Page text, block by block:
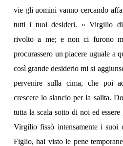
vie gli uomini vanno cercando
tutti i tuoi desideri. » Virgilio
rivolto a me; e non ci furono
procurassero un piacere uguale a
così grande desiderio mi si
pervenire sulla cima, che poi
crescere lo slancio per la salita.
tutta la scala sotto di noi ed
Virgilio fissò intensamente i suoi
Figlio, hai visto le pene